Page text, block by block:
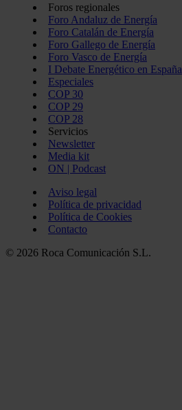
Foros regionales
Foro Andaluz de Energía
Foro Catalán de Energía
Foro Gallego de Energía
Foro Vasco de Energía
I Debate Energético en España
Especiales
COP 30
COP 29
COP 28
Servicios
Newsletter
Media kit
ON | Podcast
Aviso legal
Política de privacidad
Política de Cookies
Contacto
© 2026 Roca Comunicación S.L.